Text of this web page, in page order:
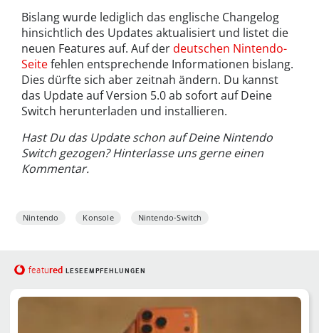
Bislang wurde lediglich das englische Changelog
hinsichtlich des Updates aktualisiert und listet die
neuen Features auf. Auf derdeutschen Nintendo-
Seitefehlen entsprechende Informationen bislang.
Dies dürfte sich aber zeitnah ändern. Du kannst
das Update auf Version 5.0 ab sofort auf Deine
Switch herunterladen und installieren.
Hast Du das Update schon auf Deine Nintendo
Switch gezogen? Hinterlasse uns gerne einen
Kommentar.
Nintendo Konsole Nintendo-Switch
featured LESEEMPFEHLUNGEN